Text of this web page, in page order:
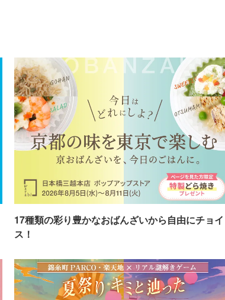
17種類の彩り豊かなおばんざいから自由にチョイ
ス！